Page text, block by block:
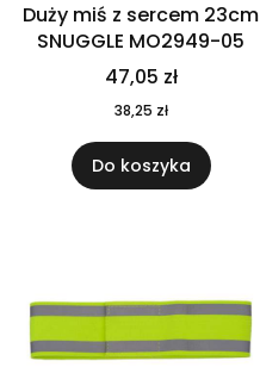
Duży miś z sercem 23cm
SNUGGLE MO2949-05
47,05 zł
38,25 zł
Do koszyka